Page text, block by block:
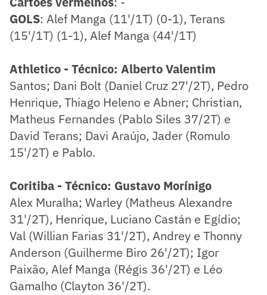
GOLS: Alef Manga (11'/1T) (0-1), Terans
(15'/1T) (1-1), Alef Manga (44'/1T)
Athletico - Técnico: Alberto Valentim
​Santos; Dani Bolt (Daniel Cruz 27'/2T), Pedro
Henrique, Thiago Heleno e Abner; Christian,
Matheus Fernandes (Pablo Siles 37/2T) e
David Terans; Davi Araújo, Jader (Romulo
15'/2T) e Pablo.
Coritiba - Técnico: Gustavo Morínigo
​Alex Muralha; Warley (Matheus Alexandre
31'/2T), Henrique, Luciano Castán e Egídio;
Val (Willian Farias 31'/2T), Andrey e Thonny
Anderson (Guilherme Biro 26'/2T); Igor
Paixão, Alef Manga (Régis 36'/2T) e Léo
Gamalho (Clayton 36'/2T).